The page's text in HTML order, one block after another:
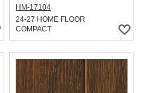
HM-17104
24-27 HOME FLOOR
COMPACT